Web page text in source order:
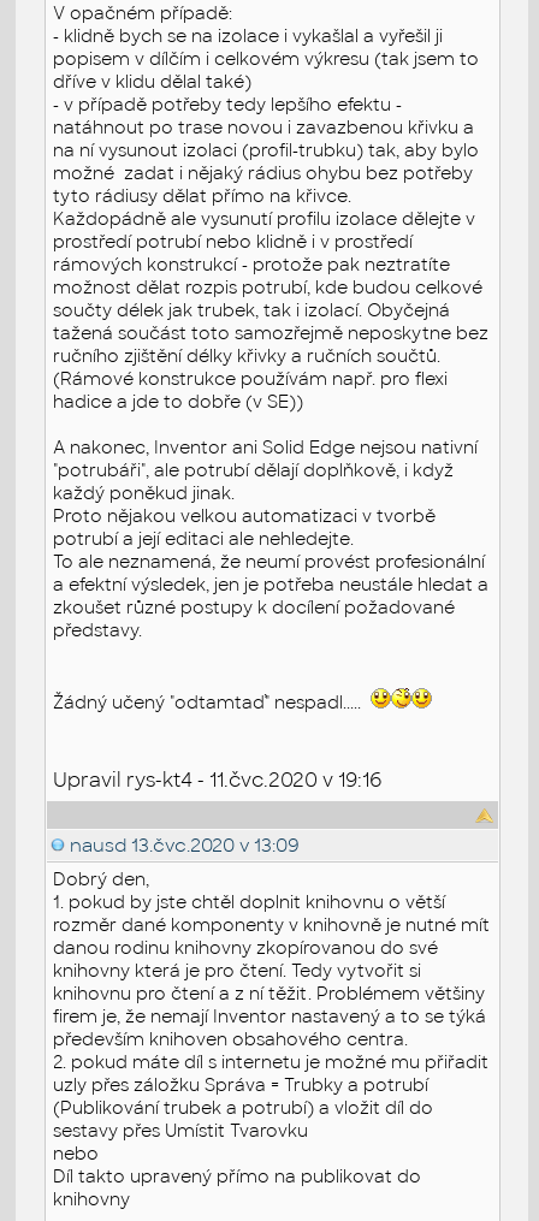
V opačném případě:
- klidně bych se na izolace i vykašlal a vyřešil ji
popisem v dílčím i celkovém výkresu (tak jsem to
dříve v klidu dělal také)
- v případě potřeby tedy lepšího efektu -
natáhnout po trase novou i zavazbenou křivku a
na ní vysunout izolaci (profil-trubku) tak, aby bylo
možné zadat i nějaký rádius ohybu bez potřeby
tyto rádiusy dělat přímo na křivce.
Každopádně ale vysunutí profilu izolace dělejte v
prostředí potrubí nebo klidně i v prostředí
rámových konstrukcí - protože pak neztratíte
možnost dělat rozpis potrubí, kde budou celkové
součty délek jak trubek, tak i izolací. Obyčejná
tažená součást toto samozřejmě neposkytne bez
ručního zjištění délky křivky a ručních součtů.
(Rámové konstrukce používám např. pro flexi
hadice a jde to dobře (v SE))
A nakonec, Inventor ani Solid Edge nejsou nativní
"potrubáři", ale potrubí dělají doplňkově, i když
každý poněkud jinak.
Proto nějakou velkou automatizaci v tvorbě
potrubí a její editaci ale nehledejte.
To ale neznamená, že neumí provést profesionální
a efektní výsledek, jen je potřeba neustále hledat a
zkoušet různé postupy k docílení požadované
představy.
Žádný učený "odtamtaď" nespadl.....
Upravil rys-kt4 - 11.čvc.2020 v 19:16
nausd 13.čvc.2020 v 13:09
Dobrý den,
1. pokud by jste chtěl doplnit knihovnu o větší
rozměr dané komponenty v knihovně je nutné mít
danou rodinu knihovny zkopírovanou do své
knihovny která je pro čtení. Tedy vytvořit si
knihovnu pro čtení a z ní těžit. Problémem většiny
firem je, že nemají Inventor nastavený a to se týká
především knihoven obsahového centra.
2. pokud máte díl s internetu je možné mu přiřadit
uzly přes záložku Správa = Trubky a potrubí
(Publikování trubek a potrubí) a vložit díl do
sestavy přes Umístit Tvarovku
nebo
Díl takto upravený přímo na publikovat do
knihovny